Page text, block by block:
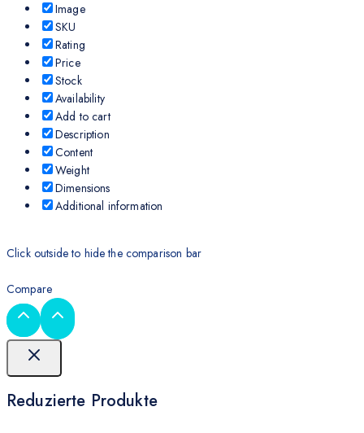
Image
SKU
Rating
Price
Stock
Availability
Add to cart
Description
Content
Weight
Dimensions
Additional information
Click outside to hide the comparison bar
Compare
Reduzierte Produkte